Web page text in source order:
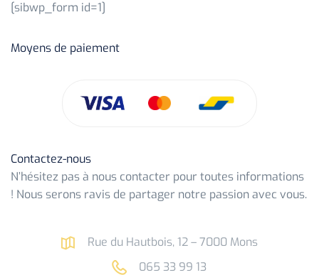
[sibwp_form id=1]
Moyens de paiement
Contactez-nous
N’hésitez pas à nous contacter pour toutes informations
! Nous serons ravis de partager notre passion avec vous.
Rue du Hautbois, 12 – 7000 Mons
065 33 99 13